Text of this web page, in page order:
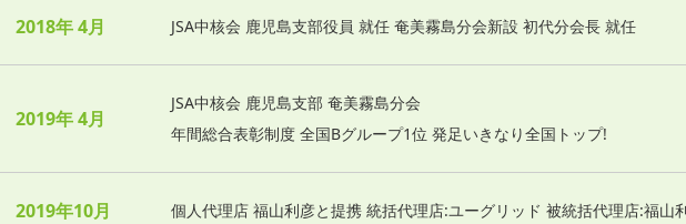
2018年 4月 JSA中核会 鹿児島支部役員 就任 奄美霧島分会新設 初代分会長 就任
2019年 4月
JSA中核会 鹿児島支部 奄美霧島分会
年間総合表彰制度 全国Bグループ1位 発足いきなり全国トップ!
2019年10月 個人代理店 福山利彦と提携 統括代理店:ユーグリッド 被統括代理店:福山